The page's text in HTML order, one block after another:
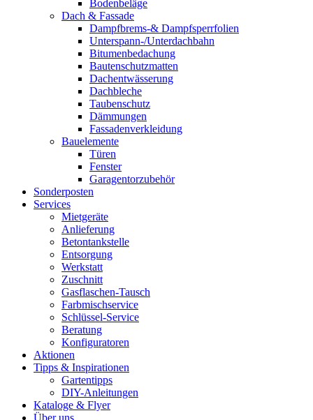
Bodenbeläge
Dach & Fassade
Dampfbrems-& Dampfsperrfolien
Unterspann-/Unterdachbahn
Bitumenbedachung
Bautenschutzmatten
Dachentwässerung
Dachbleche
Taubenschutz
Dämmungen
Fassadenverkleidung
Bauelemente
Türen
Fenster
Garagentorzubehör
Sonderposten
Services
Mietgeräte
Anlieferung
Betontankstelle
Entsorgung
Werkstatt
Zuschnitt
Gasflaschen-Tausch
Farbmischservice
Schlüssel-Service
Beratung
Konfiguratoren
Aktionen
Tipps & Inspirationen
Gartentipps
DIY-Anleitungen
Kataloge & Flyer
Über uns